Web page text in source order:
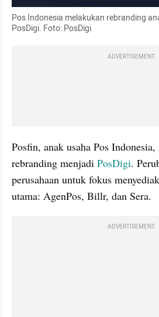
Pos Indonesia melakukan rebranding
PosDigi. Foto: PosDigi
ADVERTISEMENT
Posfin, anak usaha Pos
rebranding menjadi PosDigi.
perusahaan untuk fokus
utama: AgenPos, Billr, dan Sera.
ADVERTISEMENT